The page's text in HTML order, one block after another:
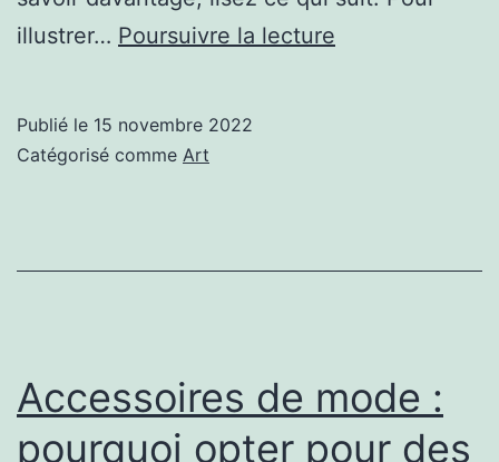
illustrer… Poursuivre la lecture
Publié le 15 novembre 2022
Catégorisé comme Art
Accessoires de mode :
pourquoi opter pour des